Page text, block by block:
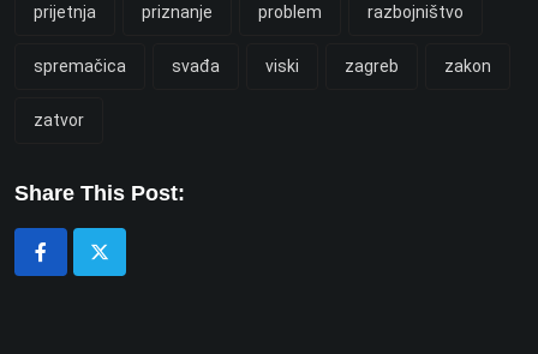
prijetnja priznanje problem razbojništvo
spremačica svađa viski zagreb zakon
zatvor
Share This Post: